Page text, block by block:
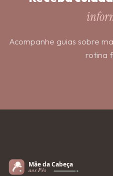
Acompanhe guias sobre
rotina